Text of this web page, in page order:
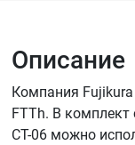
Описание
Компания
FTTh. В комплект
CT-06 можно